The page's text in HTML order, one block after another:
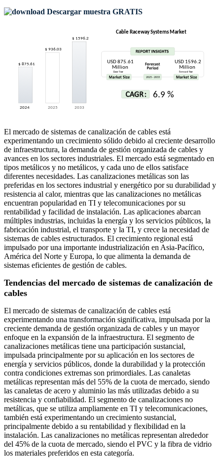
Descargar muestra GRATIS
El mercado de sistemas de canalización de cables está
experimentando un crecimiento sólido debido al creciente desarrollo
de infraestructura, la demanda de gestión organizada de cables y
avances en los sectores industriales. El mercado está segmentado en
tipos metálicos y no metálicos, y cada uno de ellos satisface
diferentes necesidades. Las canalizaciones metálicas son las
preferidas en los sectores industrial y energético por su durabilidad y
resistencia al calor, mientras que las canalizaciones no metálicas
encuentran popularidad en TI y telecomunicaciones por su
rentabilidad y facilidad de instalación. Las aplicaciones abarcan
múltiples industrias, incluidas la energía y los servicios públicos, la
fabricación industrial, el transporte y la TI, y crece la necesidad de
sistemas de cables estructurados. El crecimiento regional está
impulsado por una importante industrialización en Asia-Pacífico,
América del Norte y Europa, lo que alimenta la demanda de
sistemas eficientes de gestión de cables.
Tendencias del mercado de sistemas de canalización de
cables
El mercado de sistemas de canalización de cables está
experimentando una transformación significativa, impulsada por la
creciente demanda de gestión organizada de cables y un mayor
enfoque en la expansión de la infraestructura. El segmento de
canalizaciones metálicas tiene una participación sustancial,
impulsada principalmente por su aplicación en los sectores de
energía y servicios públicos, donde la durabilidad y la protección
contra condiciones extremas son primordiales. Las canaletas
metálicas representan más del 55% de la cuota de mercado, siendo
las canaletas de acero y aluminio las más utilizadas debido a su
resistencia y confiabilidad. El segmento de canalizaciones no
metálicas, que se utiliza ampliamente en TI y telecomunicaciones,
también está experimentando un crecimiento sustancial,
principalmente debido a su rentabilidad y flexibilidad en la
instalación. Las canalizaciones no metálicas representan alrededor
del 45% de la cuota de mercado, siendo el PVC y la fibra de vidrio
los materiales preferidos en esta categoría.